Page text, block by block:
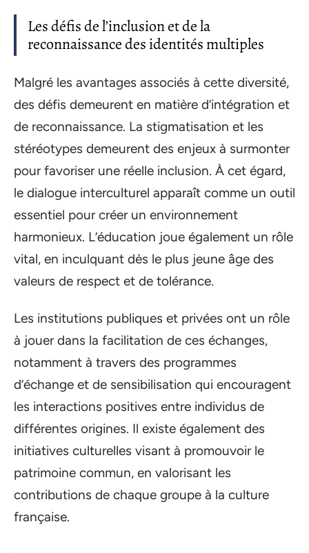
Les défis de l’inclusion et de la
reconnaissance des identités multiples
Malgré les avantages associés à cette diversité,
des défis demeurent en matière d’intégration et
de reconnaissance. La stigmatisation et les
stéréotypes demeurent des enjeux à surmonter
pour favoriser une réelle inclusion. À cet égard,
le dialogue interculturel apparaît comme un outil
essentiel pour créer un environnement
harmonieux. L’éducation joue également un rôle
vital, en inculquant dès le plus jeune âge des
valeurs de respect et de tolérance.
Les institutions publiques et privées ont un rôle
à jouer dans la facilitation de ces échanges,
notamment à travers des programmes
d’échange et de sensibilisation qui encouragent
les interactions positives entre individus de
différentes origines. Il existe également des
initiatives culturelles visant à promouvoir le
patrimoine commun, en valorisant les
contributions de chaque groupe à la culture
française.